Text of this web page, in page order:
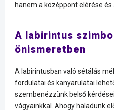
hanem a középpont elérése és
A labirintus
önismeretben
A labirintusban való sétálás
fordulatai és kanyarulatai
szembenézzünk belső
vágyainkkal. Ahogy haladunk